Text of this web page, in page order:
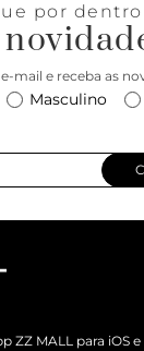
por dentro
mail e receba as
Masculino
ZZ MALL para iOS e